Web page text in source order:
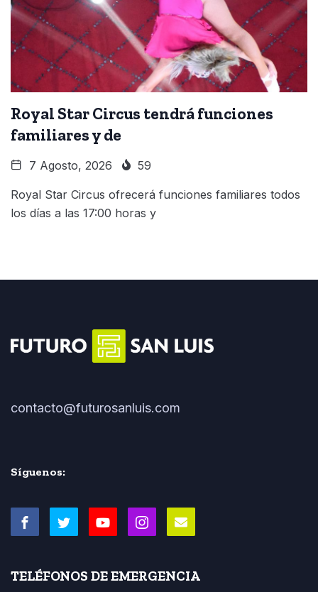
Royal Star Circus tendrá funciones
familiares y de
7 Agosto, 2026 59
Royal Star Circus ofrecerá funciones familiares todos
los días a las 17:00 horas y
contacto@futurosanluis.com
Síguenos:
TELÉFONOS DE EMERGENCIA